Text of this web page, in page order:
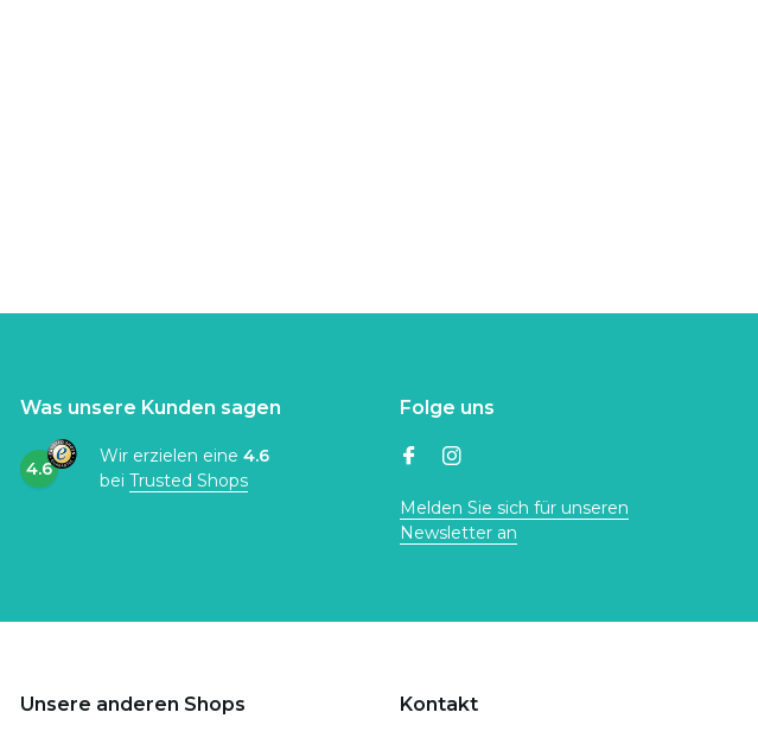
Was unsere Kunden sagen
4.6
Wir erzielen eine 4.6
bei Trusted Shops
Folge uns
Melden Sie sich für unseren
Newsletter an
Unsere anderen Shops Kontakt